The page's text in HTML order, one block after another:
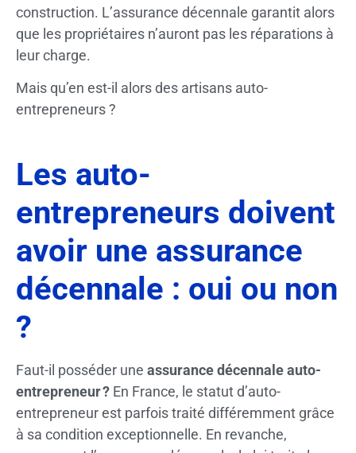
construction. L’assurance décennale garantit alors
que les propriétaires n’auront pas les réparations à
leur charge.
Mais qu’en est-il alors des artisans auto-
entrepreneurs ?
Les auto-
entrepreneurs doivent
avoir une assurance
décennale : oui ou non
?
Faut-il posséder une assurance décennale auto-
entrepreneur ? En France, le statut d’auto-
entrepreneur est parfois traité différemment grâce
à sa condition exceptionnelle. En revanche,